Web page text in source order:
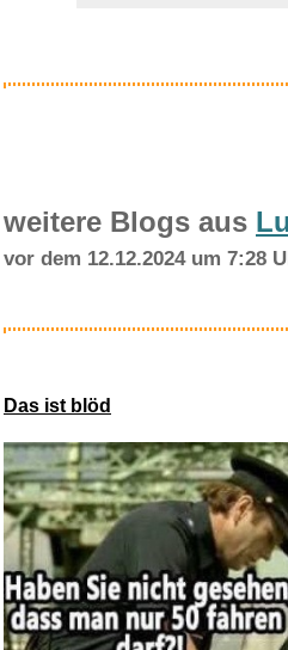
weitere Blogs aus
vor dem 12.12.2024 um 7:28
Das ist blöd